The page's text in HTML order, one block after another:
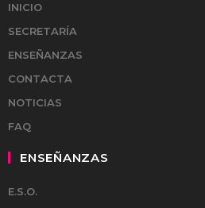
INICIO
SECRETARÍA
ENSEÑANZAS
CONTACTA
NOTICIAS
FAQ
ENSEÑANZAS
E.S.O.